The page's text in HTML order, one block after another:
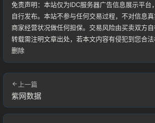
免责声明：本站仅为IDC服务器广告信息展示平台
自行发布。本站不参与任何交易过程，不对信息
商家经营状况做任何担保。交易风险由买卖双方自
转载需注明文章出处，若本文内容有侵犯到您合
删除
上一篇
紫网数据
记住登录
登录
用户协议